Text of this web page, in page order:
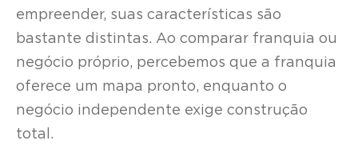
empreender, suas características são
bastante distintas. Ao comparar franquia ou
negócio próprio, percebemos que a franquia
oferece um mapa pronto, enquanto o
negócio independente exige construção
total.